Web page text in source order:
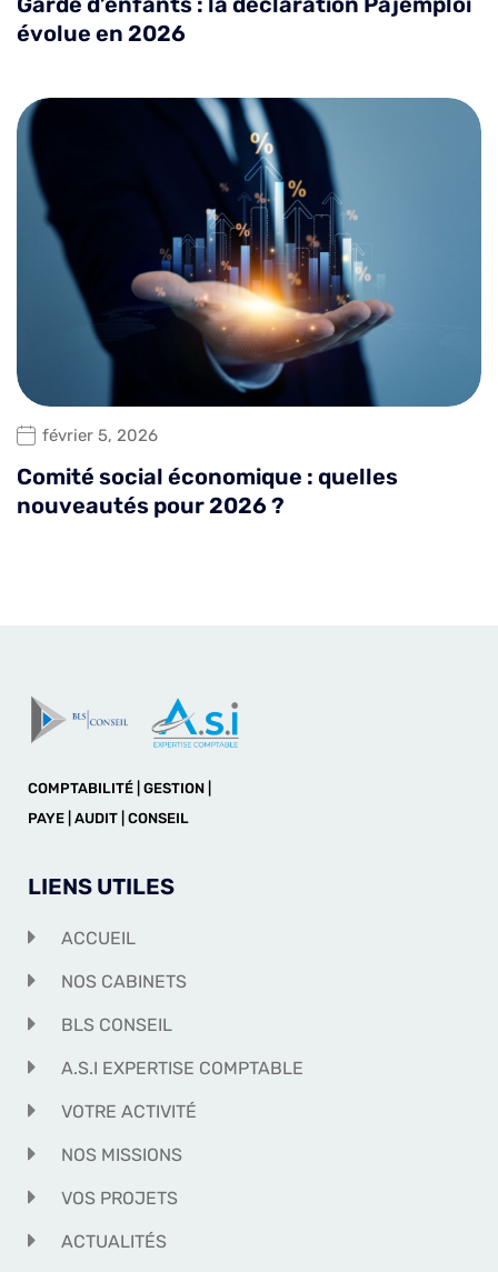
évolue en 2026
février 5, 2026
Comité social économique : quelles
nouveautés pour 2026 ?
COMPTABILITÉ | GESTION |
PAYE | AUDIT | CONSEIL
LIENS UTILES
ACCUEIL
NOS CABINETS
BLS CONSEIL
A.S.I EXPERTISE COMPTABLE
VOTRE ACTIVITÉ
NOS MISSIONS
VOS PROJETS
ACTUALITÉS